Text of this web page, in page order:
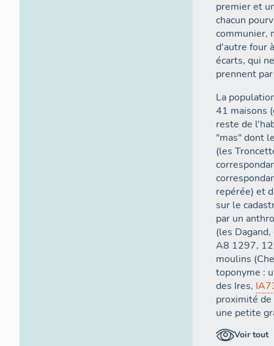
premier et
chacun
communier,
d'autre four
écarts, qui
prennent
La
41 maisons
reste de
"mas" dont
(les
repérée) et
sur le
par un
(les
A8 1297,
moulins
toponyme :
des Ires,
proximité de
une petite
aux
disparu,Voir tout